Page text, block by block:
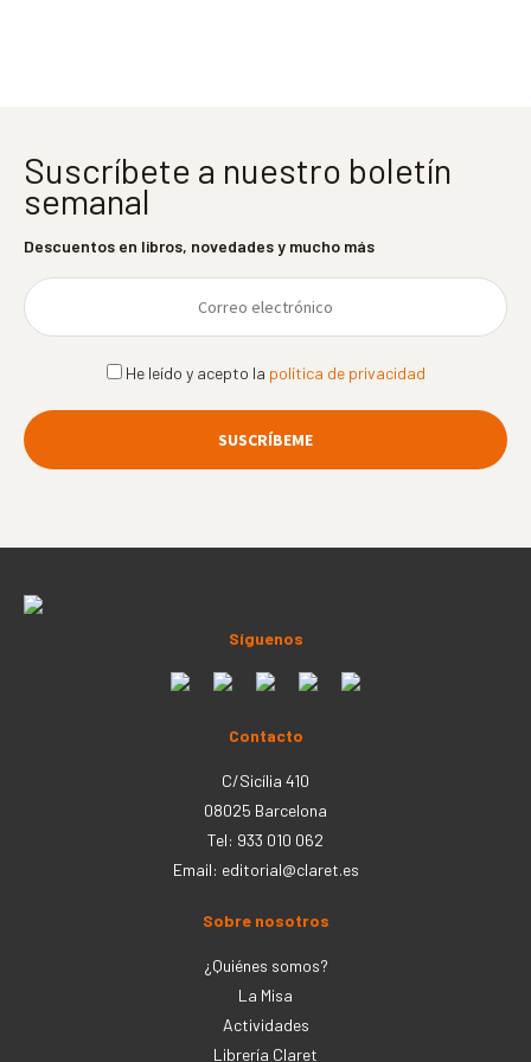
Suscríbete a nuestro boletín
semanal
Descuentos en libros, novedades y mucho más
He leído y acepto la política de privacidad
Síguenos
Contacto
C/Sicília 410
08025 Barcelona
Tel: 933 010 062
Email: editorial@claret.es
Sobre nosotros
¿Quiénes somos?
La Misa
Actividades
Librería Claret